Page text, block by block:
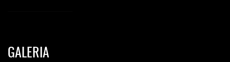
GALERIA